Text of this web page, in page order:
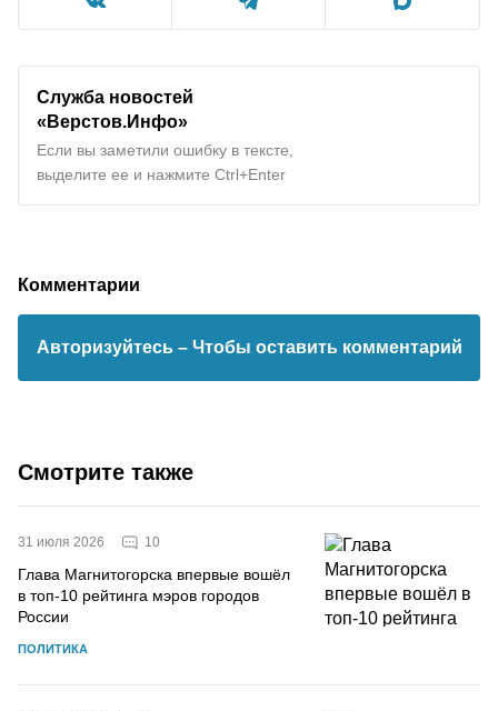
Служба новостей
«Верстов.Инфо»
Если вы заметили ошибку в тексте,
выделите ее и нажмите Ctrl+Enter
Комментарии
Авторизуйтесь – Чтобы оставить комментарий
Смотрите также
31 июля 2026 10
Глава Магнитогорска впервые вошёл
в топ-10 рейтинга мэров городов
России
ПОЛИТИКА